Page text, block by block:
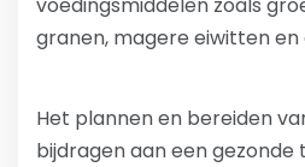
granen, magere eiwitten
Het plannen en bereiden
bijdragen aan een gezonde